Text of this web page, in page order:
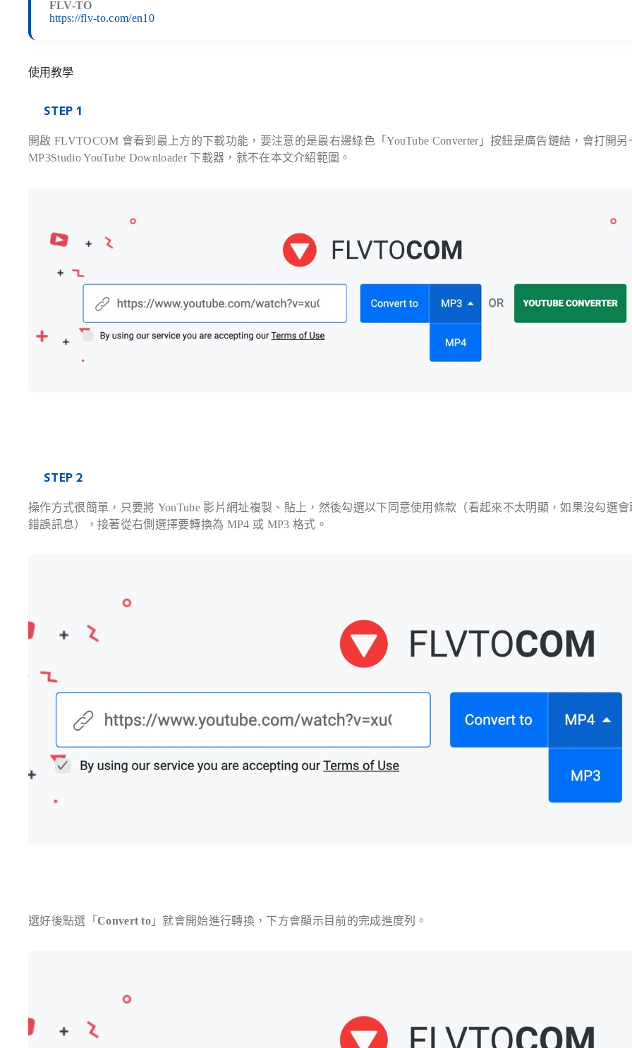
FLV-TO
https://flv-to.com/en10
使用教學
STEP 1
開啟 FLVTOCOM 會看到最上方的下載功能，要注意的是最右邊綠色「YouTube Converter」按鈕是廣告鏈結，會打開另
MP3Studio YouTube Downloader 下載器，就不在本文介紹範圍。
STEP 2
操作方式很簡單，只要將 YouTube 影片網址複製、貼上，然後勾選以下同意使用條款（看起來不太明顯，如果沒勾選會
錯誤訊息），接著從右側選擇要轉換為 MP4 或 MP3 格式。
選好後點選「 Convert to 」就會開始進行轉換，下方會顯示目前的完成進度列。